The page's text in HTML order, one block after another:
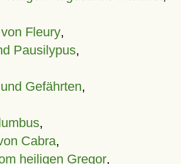
Fleury,
Pausilypus,
Gefährten,
,
Cabra,
heiligen Gregor,